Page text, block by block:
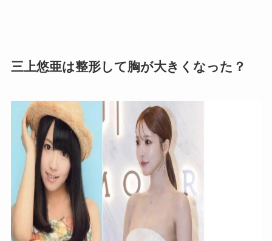
三上悠亜は整形して胸が大きくなった？